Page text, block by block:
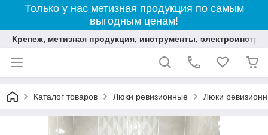
Только у нас метизная продукция по самым
выгодным ценам!
Крепеж, метизная продукция, инструменты,
Каталог товаров Люки ревизионные Люки